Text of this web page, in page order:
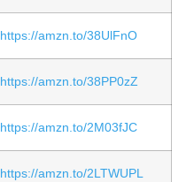
https://amzn.to/38UlFnO
https://amzn.to/38PP0zZ
https://amzn.to/2M03fJC
https://amzn.to/2LTWUPL